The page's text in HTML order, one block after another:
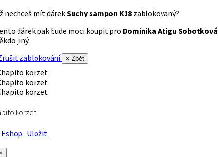
nechceš mít dárekSuchy sampon K18 zablokovaný?
dárek pak bude moci koupit pro Dominika Atigu Sobotková
jiný.
zablokování
× Zpět
korzet
Uložit